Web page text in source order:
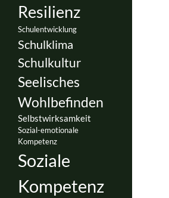
Resilienz
Schulentwicklung
Schulklima
Schulkultur
Seelisches
Wohlbefinden
Selbstwirksamkeit
Sozial-emotionale
Kompetenz
Soziale
Kompetenz